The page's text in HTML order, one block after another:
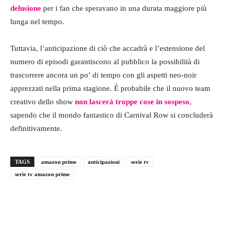
delusione per i fan che speravano in una durata maggiore più
lunga nel tempo.
Tuttavia, l’anticipazione di ciò che accadrà e l’estensione del
numero di episodi garantiscono al pubblico la possibilità di
trascorrere ancora un po’ di tempo con gli aspetti neo-noir
apprezzati nella prima stagione. È probabile che il nuovo team
creativo dello show non lascerà troppe cose in sospeso,
sapendo che il mondo fantastico di Carnival Row si concluderà
definitivamente.
TAGS amazon prime anticipazioni
serie tv
serie tv amazon prime